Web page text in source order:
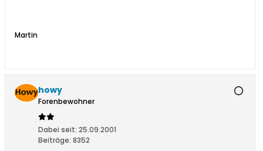
Martin
howy
Forenbewohner
Dabei seit: 25.09.2001
Beiträge: 8352